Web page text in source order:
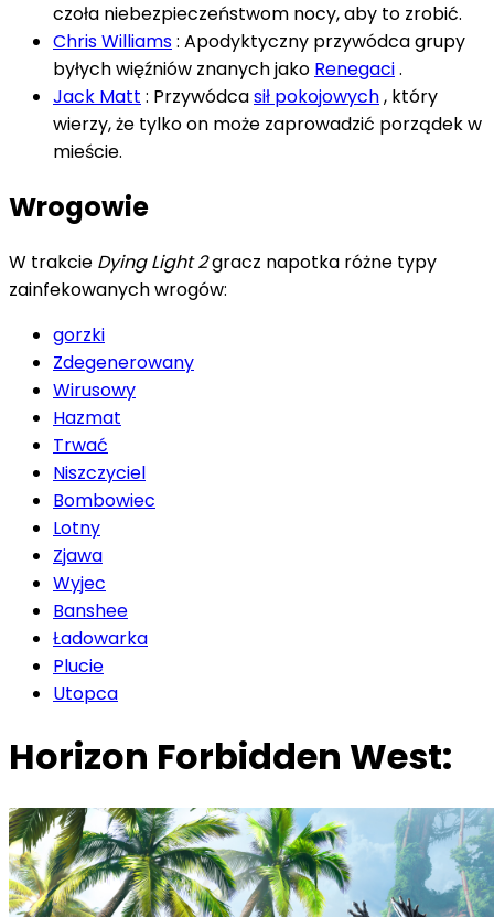
czoła niebezpieczeństwom nocy, aby to zrobić.
Chris Williams: Apodyktyczny przywódca grupy
byłych więźniów znanych jako Renegaci.
Jack Matt : Przywódcasił pokojowych, który
wierzy, że tylko on może zaprowadzić porządek w
mieście.
Wrogowie
W trakcie Dying Light 2gracz napotka różne typy
zainfekowanych wrogów:
gorzki
Zdegenerowany
Wirusowy
Hazmat
Trwać
Niszczyciel
Bombowiec
Lotny
Zjawa
Wyjec
Banshee
Ładowarka
Plucie
Utopca
Horizon Forbidden West: